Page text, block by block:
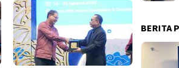
BERITA